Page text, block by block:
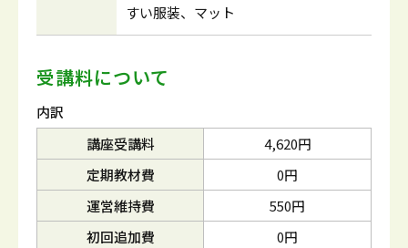
すい服装、マット
受講料について
内訳
講座受講料
4,620円
定期教材費
0円
運営維持費
550円
初回追加費
0円